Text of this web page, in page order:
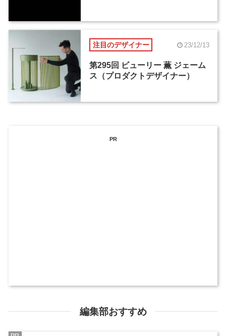
注目のデザイナー 23/12/13
第295回 ビューリー 薫 ジェーム
ス（プロダクトデザイナー）
PR
編集部おすすめ